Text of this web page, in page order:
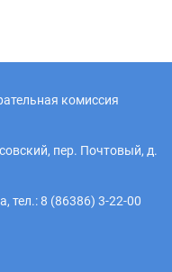
комиссия
пер. Почтовый, д.
тел.: 8 (86386) 3-22-00